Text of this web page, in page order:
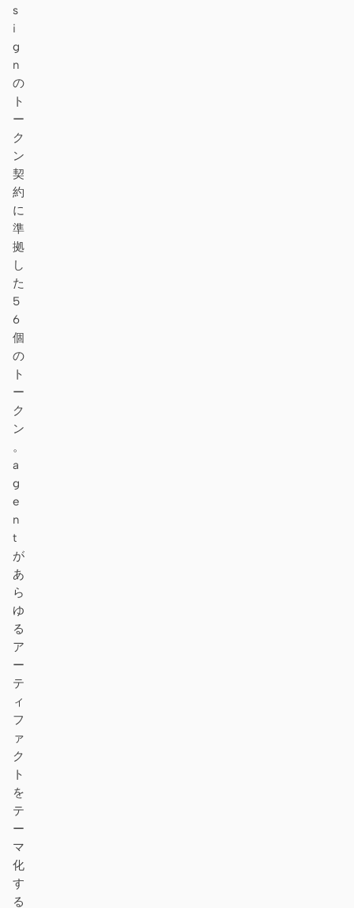
s
i
g
n
の
ト
ー
ク
ン
契
約
に
準
拠
し
た
5
6
個
の
ト
ー
ク
ン
。
a
g
e
n
t
が
あ
ら
ゆ
る
ア
ー
テ
ィ
フ
ァ
ク
ト
を
テ
ー
マ
化
す
る